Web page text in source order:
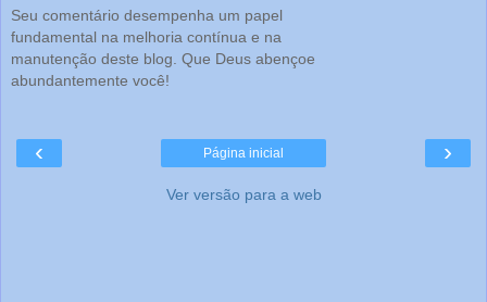
Seu comentário desempenha um papel
fundamental na melhoria contínua e na
manutenção deste blog. Que Deus abençoe
abundantemente você!
‹ ›
Página inicial
Ver versão para a web